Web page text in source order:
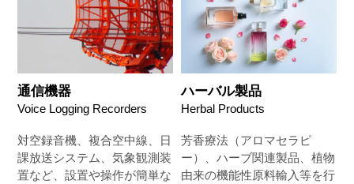
通信機器
Voice Logging Recorders
対空録音機、複合空中線、日
課放送システム、気象観測装
置など、設置や操作が簡単な
ハーバル製品
Herbal Products
芳香療法（アロマセラピ
ー）、ハーブ関連製品、植物
由来の機能性原料輸入等を行